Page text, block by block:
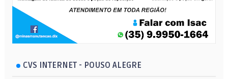
CVS INTERNET - POUSO ALEGRE